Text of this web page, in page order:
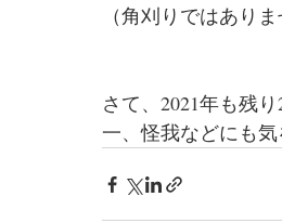
（角刈りではあり
さて、2021年も残
一、怪我などにも